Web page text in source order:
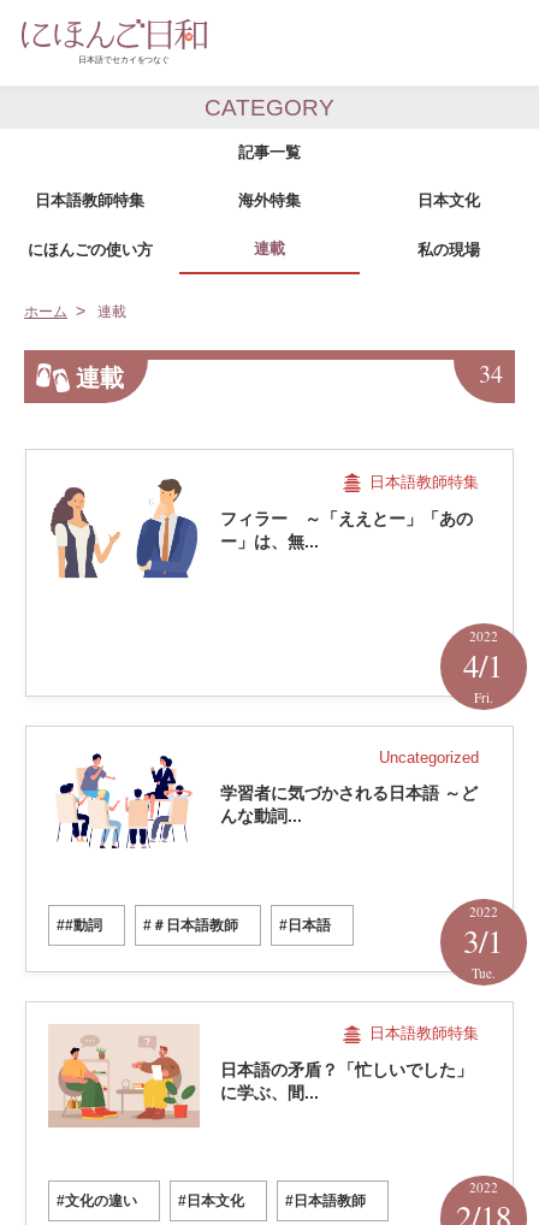
CATEGORY
記事一覧
日本語教師特集 海外特集 日本文化
にほんごの使い方 連載 私の現場
ホーム 連載
連載 34
2022
4/1
Fri.
日本語教師特集
フィラー ～「ええとー」「あの
ー」は、無...
2022
3/1
Tue.
Uncategorized
学習者に気づかされる日本語 ～ど
んな動詞...
##動詞 #＃日本語教師 #日本語
2022
日本語教師特集
日本語の矛盾？「忙しいでした」
に学ぶ、間...
#文化の違い #日本文化 #日本語教師